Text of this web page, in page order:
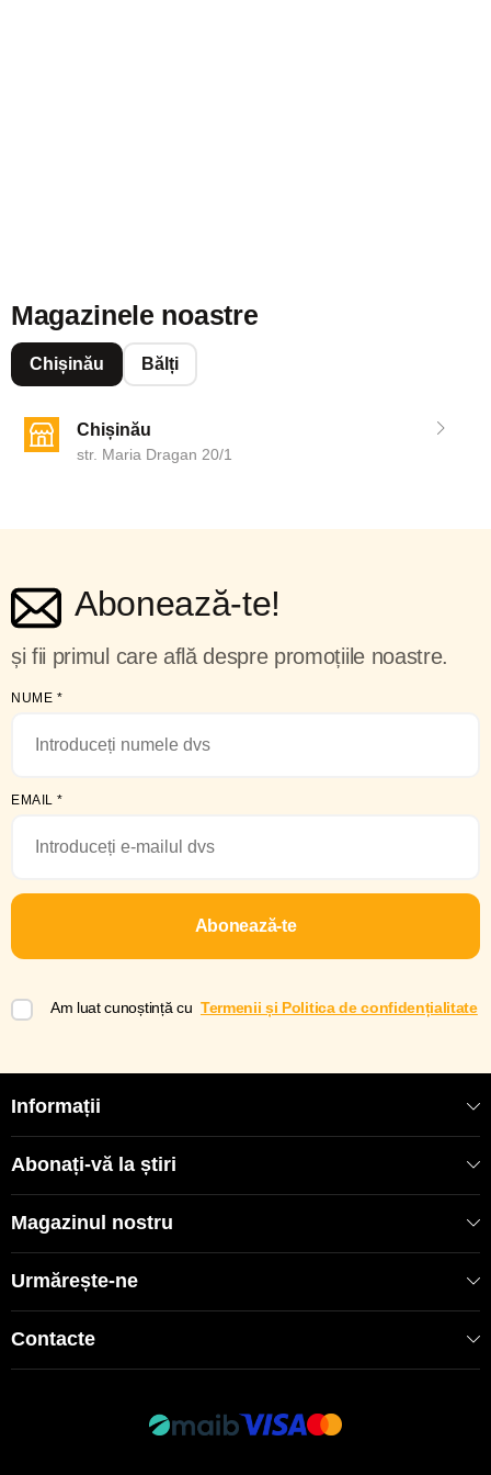
Magazinele noastre
Chișinău Bălți
Chișinău
str. Maria Dragan 20/1
Abonează-te!
și fii primul care află despre promoțiile noastre.
NUME *
EMAIL *
Abonează-te
Am luat cunoștință cu Termenii și Politica de confidențialitate
Informații
Abonați-vă la știri
Magazinul nostru
Urmărește-ne
Contacte